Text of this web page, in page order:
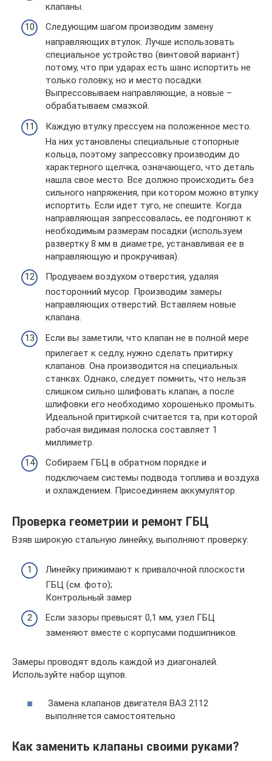
клапаны.
Следующим шагом производим замену
направляющих втулок. Лучше использовать
специальное устройство (винтовой вариант)
потому, что при ударах есть шанс испортить не
только головку, но и место посадки.
Выпрессовываем направляющие, а новые –
обрабатываем смазкой.
Каждую втулку прессуем на положенное место.
На них установлены специальные стопорные
кольца, поэтому запрессовку производим до
характерного щелчка, означающего, что деталь
нашла свое место. Все должно происходить без
сильного напряжения, при котором можно втулку
испортить. Если идет туго, не спешите. Когда
направляющая запрессовалась, ее подгоняют к
необходимым размерам посадки (используем
развертку 8 мм в диаметре, устанавливая ее в
направляющую и прокручивая).
Продуваем воздухом отверстия, удаляя
посторонний мусор. Производим замеры
направляющих отверстий. Вставляем новые
клапана.
Если вы заметили, что клапан не в полной мере
прилегает к седлу, нужно сделать притирку
клапанов. Она производится на специальных
станках. Однако, следует помнить, что нельзя
слишком сильно шлифовать клапан, а после
шлифовки его необходимо хорошенько промыть.
Идеальной притиркой считается та, при которой
рабочая видимая полоска составляет 1
миллиметр.
Собираем ГБЦ в обратном порядке и
подключаем системы подвода топлива и воздуха
и охлаждением. Присоединяем аккумулятор.
Проверка геометрии и ремонт ГБЦ
Взяв широкую стальную линейку, выполняют проверку:
Линейку прижимают к привалочной плоскости
ГБЦ (см. фото);
Контрольный замер
Если зазоры превысят 0,1 мм, узел ГБЦ
заменяют вместе с корпусами подшипников.
Замеры проводят вдоль каждой из диагоналей.
Используйте набор щупов.
Замена клапанов двигателя ВАЗ 2112
выполняется самостоятельно
Как заменить клапаны своими руками?